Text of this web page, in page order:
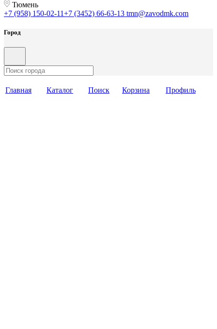
Тюмень
+7 (958) 150-02-11+7 (3452) 66-63-13 tmn@zavodmk.com
Город
Главная Каталог Поиск Корзина Профиль